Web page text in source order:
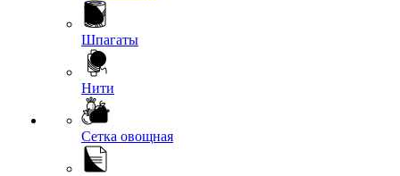
Шпагаты
Нити
Сетка овощная